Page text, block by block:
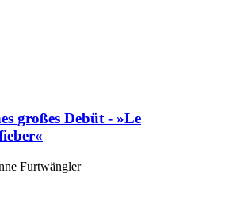
großes Debüt - »Le
Furtwängler